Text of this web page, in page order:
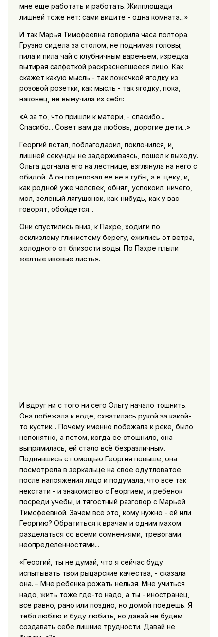
мне еще работать и работать. Жилплощади
лишней тоже нет: сами видите - одна комната...»
И так Марья Тимофеевна говорила часа полтора.
Грузно сидела за столом, не поднимая головы;
пила и пила чай с клубничным вареньем, изредка
вытирая салфеткой раскрасневшееся лицо. Как
скажет какую мысль - так ложечкой ягодку из
розовой розетки, как мысль - так ягодку, пока,
наконец, не вымучила из себя:
«А за то, что пришли к матери, - спасибо...
Спасибо... Совет вам да любовь, дорогие дети...»
Георгий встал, поблагодарил, поклонился, и,
лишней секунды не задерживаясь, пошел к выходу.
Ольга догнала его на лестнице, взглянула на него с
обидой. А он поцеловал ее не в губы, а в щеку, и,
как родной уже человек, обнял, успокоил: ничего,
мол, зеленый лягушонок, как-нибудь, как у вас
говорят, обойдется...
Они спустились вниз, к Пахре, ходили по
осклизлому глинистому берегу, ежились от ветра,
холодного от близости воды. По Пахре плыли
желтые ивовые листья.
И вдруг ни с того ни сего Ольгу начало тошнить.
Она побежала к воде, схватилась рукой за какой-
то кустик... Почему именно побежала к реке, было
непонятно, а потом, когда ее стошнило, она
выпрямилась, ей стало всё безразличным.
Поднявшись с помощью Георгия повыше, она
посмотрела в зеркальце на свое одутловатое
после напряжения лицо и подумала, что все так
некстати - и знакомство с Георгием, и ребенок
посреди учебы, и тягостный разговор с Марьей
Тимофеевной. Зачем все это, кому нужно - ей или
Георгию? Обратиться к врачам и одним махом
разделаться со всеми сомнениями, тревогами,
неопределенностями...
«Георгий, ты не думай, что я сейчас буду
испытывать твои рыцарские качества, - сказала
она. – Мне ребенка рожать нельзя. Мне учиться
надо, жить тоже где-то надо, а ты - иностранец,
все равно, рано или поздно, но домой поедешь. Я
тебя люблю и буду любить, но давай не будем
создавать себе лишние трудности. Давай не